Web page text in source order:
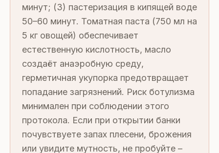
минут; (3) пастеризация в кипящей воде
50–60 минут. Томатная паста (750 мл на
5 кг овощей) обеспечивает
естественную кислотность, масло
создаёт анаэробную среду,
герметичная укупорка предотвращает
попадание загрязнений. Риск ботулизма
минимален при соблюдении этого
протокола. Если при открытии банки
почувствуете запах плесени, брожения
или увидите мутность, не пробуйте –